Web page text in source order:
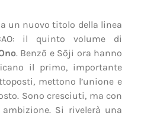
un nuovo titolo della linea
il quinto volume di
. Benzō e Sōji ora hanno
il primo, importante
mettono l’unione e
Sono cresciuti, ma con
Si rivelerà una